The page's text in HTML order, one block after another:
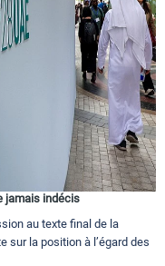
jamais indécis
au texte final de la
sur la position à l’égard des